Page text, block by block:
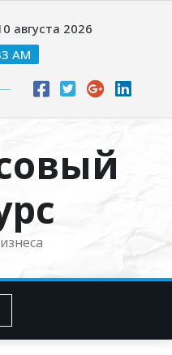
августа 2026
AM